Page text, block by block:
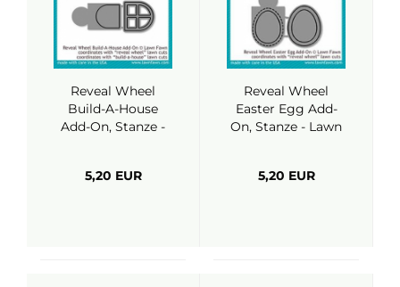
Reveal Wheel
Build-A-House
Add-On, Stanze -
5,20 EUR
Reveal Wheel
Easter Egg Add-
On, Stanze - Lawn
5,20 EUR